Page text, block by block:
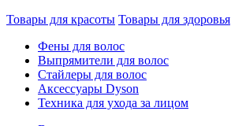
Товары для красоты Товары для здоровья
Фены для волос
Выпрямители для волос
Стайлеры для волос
Аксессуары Dyson
Техника для ухода за лицом